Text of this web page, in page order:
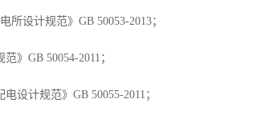
所设计规范》GB 50053-2013；
》GB 50054-2011；
设计规范》GB 50055-2011；